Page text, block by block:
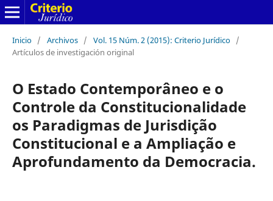
Inicio / Archivos / Vol. 15 Núm. 2 (2015): Criterio Jurídico /
Artículos de investigación original
O Estado Contemporâneo e o
Controle da Constitucionalidade
os Paradigmas de Jurisdição
Constitucional e a Ampliação e
Aprofundamento da Democracia.